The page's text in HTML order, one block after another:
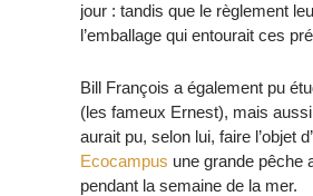
jour : tandis que le règlement
l’emballage qui entourait ces
Bill François a également pu
(les fameux Ernest), mais
aurait pu, selon lui, faire l’objet
Ecocampus une grande pêche
pendant la semaine de la mer.